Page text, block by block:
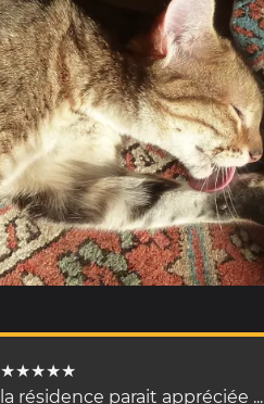
★★★★★
la résidence parait appréciée ...